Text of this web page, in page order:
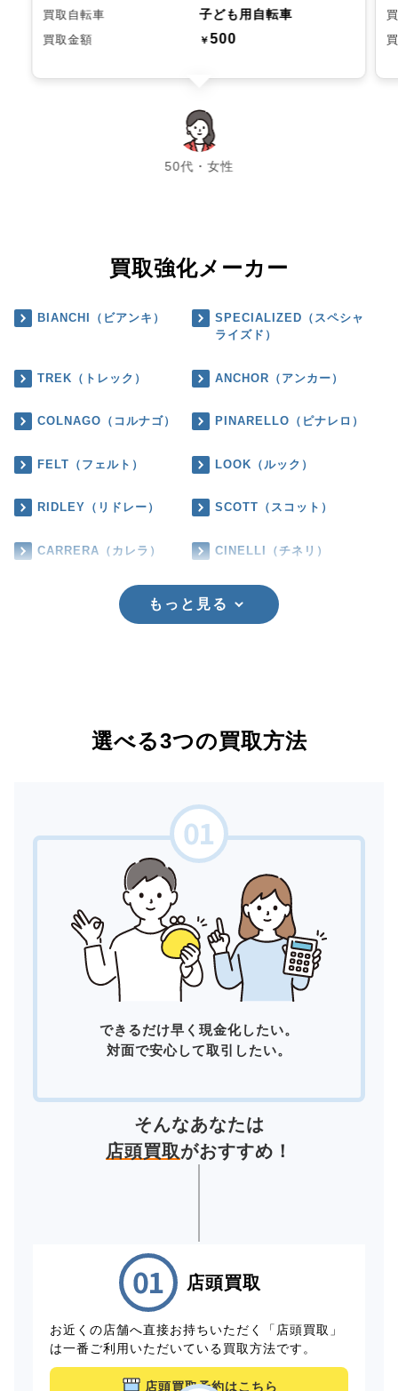
買取自転車 子ども用自転車
買取金額 ￥500
50代・女性
chevron_left chevron_right
買取強化メーカー
BIANCHI（ビアンキ）
SPECIALIZED（スペシャ
ライズド）
TREK（トレック） ANCHOR（アンカー）
COLNAGO（コルナゴ） PINARELLO（ピナレロ）
FELT（フェルト） LOOK（ルック）
RIDLEY（リドレー） SCOTT（スコット）
CARRERA（カレラ） CINELLI（チネリ）
もっと見る
選べる3つの買取方法
できるだけ早く現金化したい。
対面で安心して取引したい。
そんなあなたは
店頭買取がおすすめ！
店頭買取
お近くの店舗へ直接お持ちいただく「店頭買取」
は一番ご利用いただいている買取方法です。
店頭買取予約はこちら